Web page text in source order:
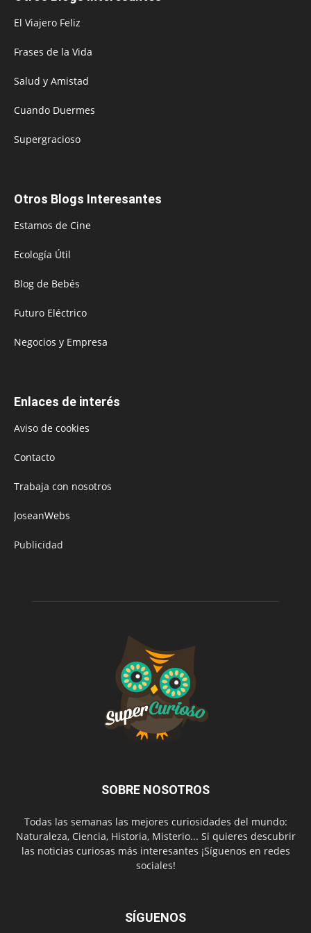
El Viajero Feliz
Frases de la Vida
Salud y Amistad
Cuando Duermes
Supergracioso
Otros Blogs Interesantes
Estamos de Cine
Ecología Útil
Blog de Bebés
Futuro Eléctrico
Negocios y Empresa
Enlaces de interés
Aviso de cookies
Contacto
Trabaja con nosotros
JoseanWebs
Publicidad
SOBRE NOSOTROS
Todas las semanas las mejores curiosidades del mundo:
Naturaleza, Ciencia, Historia, Misterio... Si quieres descubrir
las noticias curiosas más interesantes ¡Síguenos en redes
sociales!
SÍGUENOS